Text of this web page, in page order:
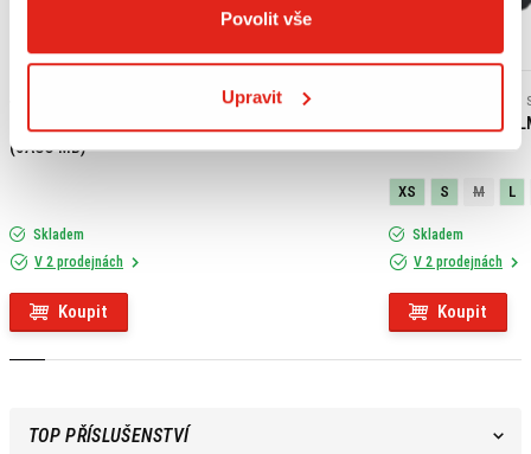
Povolit vše
Upravit
(JASO MB)
Skladem
V 2 prodejnách
Koupit
Výpredaj
SHIRO ENDURO
XS S M L
Skladem
V 2 prodejnách
Koupit
TOP PŘÍSLUŠENSTVÍ